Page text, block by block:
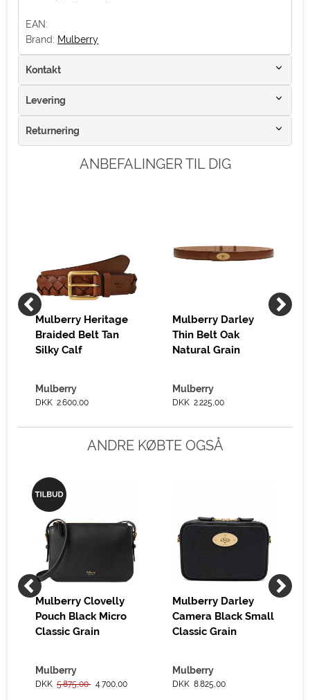
EAN:
Brand: Mulberry
Kontakt
Levering
Returnering
ANBEFALINGER TIL DIG
Mulberry Heritage
Braided Belt Tan
Silky Calf
Mulberry
DKK 2.600,00
Mulberry Darley
Thin Belt Oak
Natural Grain
Mulberry
DKK 2.225,00
ANDRE KØBTE OGSÅ
Mulberry Clovelly
Pouch Black Micro
Classic Grain
Mulberry
DKK5.875,00 4.700,00
Mulberry Darley
Camera Black Small
Classic Grain
Mulberry
DKK 8.825,00